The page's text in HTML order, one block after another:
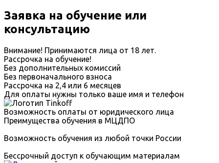
Заявка на обучение или
консультацию
Внимание! Принимаются лица от 18 лет.
Рассрочка на обучение!
Без дополнительных комиссий
Без первоначального взноса
Рассрочка на 2,4 или 6 месяцев
Для оплаты нужны только ваше имя и телефон
Возможность оплаты от юридического лица
Преимущества обучения в МЦДПО
Возможность обучения из любой точки России
Бессрочный доступ к обучающим материалам